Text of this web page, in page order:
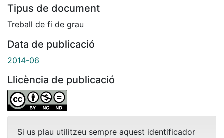
Tipus de document
Treball de fi de grau
Data de publicació
2014-06
Llicència de publicació
Si us plau utilitzeu sempre aquest identificador